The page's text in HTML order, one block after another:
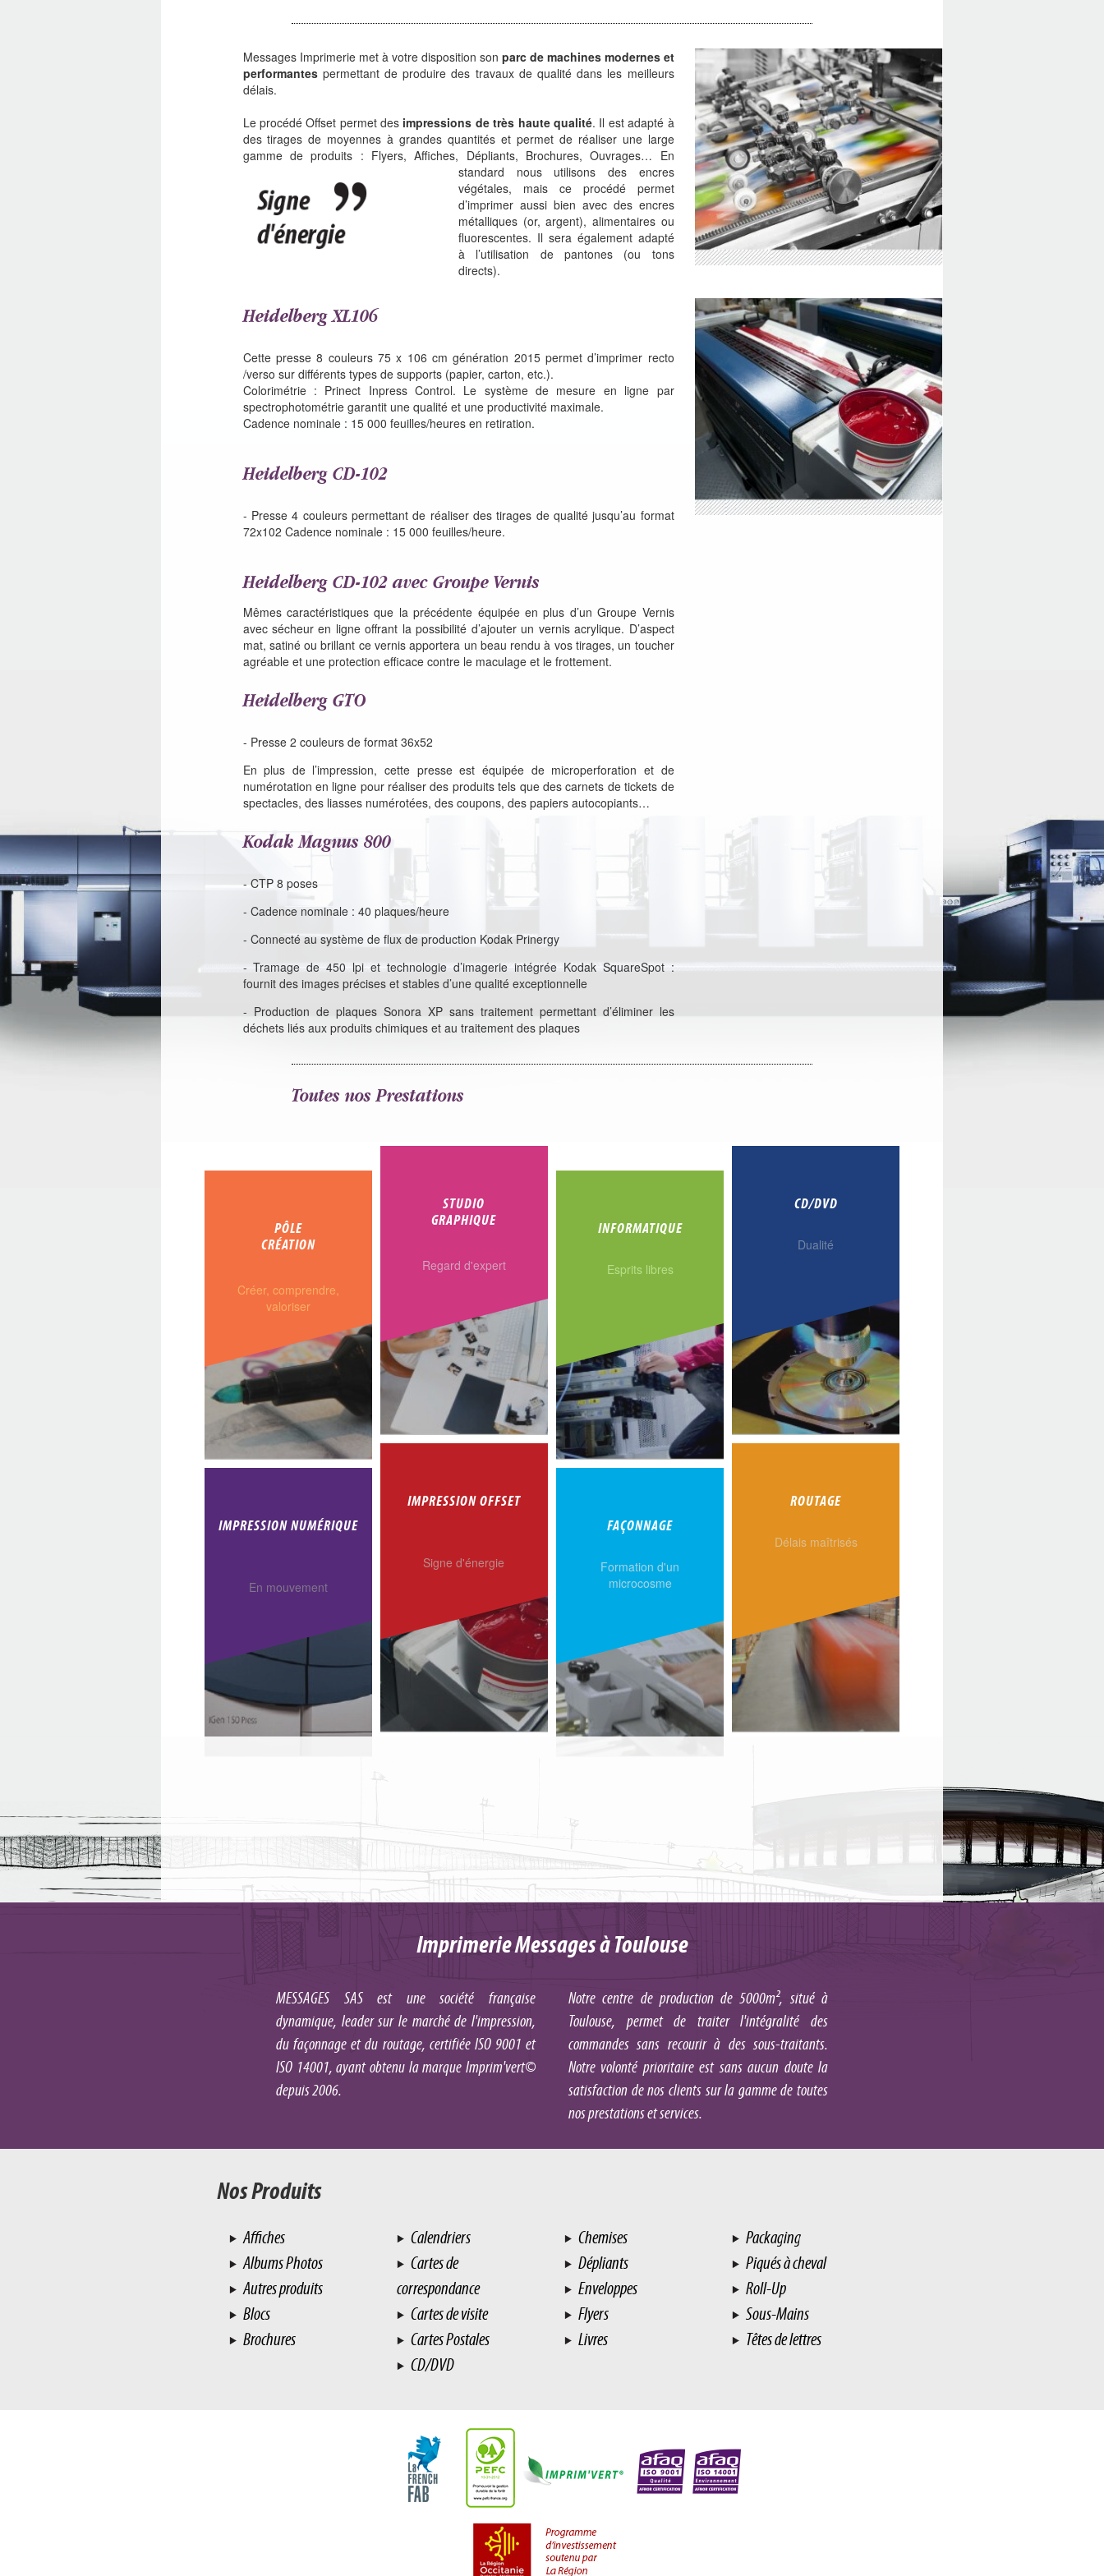
Messages Imprimerie met à votre disposition son parc de machines modernes et
performantes permettant de produire des travaux de qualité dans les meilleurs
délais.
Le procédé Offset permet des impressions de très haute qualité. Il est adapté à
des tirages de moyennes à grandes quantités et permet de réaliser une large
gamme de produits : Flyers, Affiches, Dépliants, Brochures, Ouvrages… En
standard nous utilisons des encres
végétales, mais ce procédé permet
d’imprimer aussi bien avec des encres
métalliques (or, argent), alimentaires ou
fluorescentes. Il sera également adapté
à l’utilisation de pantones (ou tons
directs).
Heidelberg XL106
Cette presse 8 couleurs 75 x 106 cm génération 2015 permet d’imprimer recto
/verso sur différents types de supports (papier, carton, etc.).
Colorimétrie : Prinect Inpress Control. Le système de mesure en ligne par
spectrophotométrie garantit une qualité et une productivité maximale.
Cadence nominale : 15 000 feuilles/heures en retiration.
Heidelberg CD-102
- Presse 4 couleurs permettant de réaliser des tirages de qualité jusqu’au format
72x102 Cadence nominale : 15 000 feuilles/heure.
Heidelberg CD-102 avec Groupe Vernis
Mêmes caractéristiques que la précédente équipée en plus d’un Groupe Vernis
avec sécheur en ligne offrant la possibilité d’ajouter un vernis acrylique. D’aspect
mat, satiné ou brillant ce vernis apportera un beau rendu à vos tirages, un toucher
agréable et une protection efficace contre le maculage et le frottement.
Heidelberg GTO
- Presse 2 couleurs de format 36x52
En plus de l’impression, cette presse est équipée de microperforation et de
numérotation en ligne pour réaliser des produits tels que des carnets de tickets de
spectacles, des liasses numérotées, des coupons, des papiers autocopiants…
Kodak Magnus 800
- CTP 8 poses
- Cadence nominale : 40 plaques/heure
- Connecté au système de flux de production Kodak Prinergy
- Tramage de 450 lpi et technologie d’imagerie intégrée Kodak SquareSpot :
fournit des images précises et stables d’une qualité exceptionnelle
- Production de plaques Sonora XP sans traitement permettant d’éliminer les
déchets liés aux produits chimiques et au traitement des plaques
Toutes nos Prestations
PÔLE
CRÉATION
Créer, comprendre,
valoriser
STUDIO
GRAPHIQUE
Regard d'expert
INFORMATIQUE
Esprits libres
CD/DVD
Dualité
IMPRESSION NUMÉRIQUE
En mouvement
IMPRESSION OFFSET
Signe d'énergie
FAÇONNAGE
Formation d'un
microcosme
ROUTAGE
Délais maîtrisés
Imprimerie Messages à Toulouse
MESSAGES SAS est une société française
dynamique, leader sur le marché de l'impression,
du façonnage et du routage, certifiée ISO 9001 et
ISO 14001, ayant obtenu la marque Imprim'vert©
depuis 2006.
Notre centre de production de 5000m², situé à
Toulouse, permet de traiter l'intégralité des
commandes sans recourir à des sous-traitants.
Notre volonté prioritaire est sans aucun doute la
satisfaction de nos clients sur la gamme de toutes
nos prestations et services.
Nos Produits
Affiches
Albums Photos
Autres produits
Blocs
Brochures
Calendriers
Cartes de
correspondance
Cartes de visite
Cartes Postales
CD/DVD
Chemises
Dépliants
Enveloppes
Flyers
Livres
Packaging
Piqués à cheval
Roll-Up
Sous-Mains
Têtes de lettres